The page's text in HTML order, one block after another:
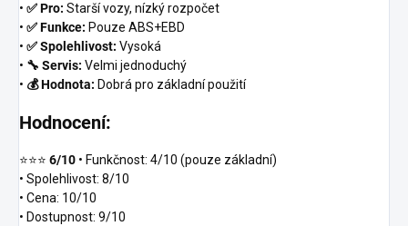
• ✅ Pro: Starší vozy, nízký rozpočet
• ✅ Funkce: Pouze ABS+EBD
• ✅ Spolehlivost: Vysoká
• 🔧 Servis: Velmi jednoduchý
• 💰 Hodnota: Dobrá pro základní použití
Hodnocení:
⭐⭐⭐ 6/10 • Funkčnost: 4/10 (pouze základní)
• Spolehlivost: 8/10
• Cena: 10/10
• Dostupnost: 9/10